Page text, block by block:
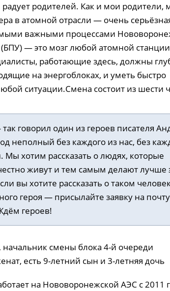
родителей. Как и мои родители,
в атомной отрасли — очень
важными процессами
— это мозг любой атомной
работающие здесь, должны
на энергоблоках, и уметь быстро
ситуации.Смена состоит из шести
говорил один из героев писателя
неполный без каждого из нас, без
Мы хотим рассказать о людях, которые
живут и тем самым делают лучше
вы хотите рассказать о таком
героя — присылайте заявку на почту
героев!
начальник смены блока 4-й очереди
есть 9-летний сын и 3-летняя дочь
на Нововоронежской АЭС с 2011